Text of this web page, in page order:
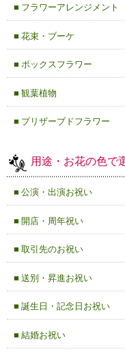
■ フラワーアレンジメント
■ 花束・ブーケ
■ ボックスフラワー
■ 観葉植物
■ プリザーブドフラワー
用途・お花の色で
■ 公演・出演お祝い
■ 開店・周年祝い
■ 取引先のお祝い
■ 送別・昇進お祝い
■ 誕生日・記念日お祝い
■ 結婚お祝い